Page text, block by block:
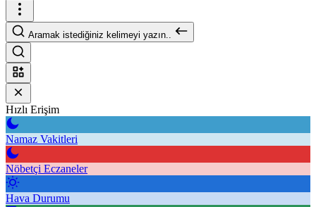
Aramak istediğiniz kelimeyi yazın..
Hızlı Erişim
Namaz Vakitleri
Nöbetçi Eczaneler
Hava Durumu